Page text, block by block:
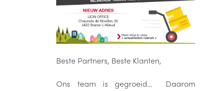
Beste Partners, Beste Klanten,
Ons team is gegroeid… Daarom